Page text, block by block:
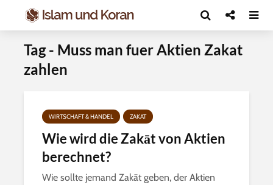
Tag - Muss man fuer Aktien Zakat
zahlen
WIRTSCHAFT & HANDEL ZAKAT
Wie wird die Zakāt von Aktien
berechnet?
Wie sollte jemand Zakāt geben, der Aktien